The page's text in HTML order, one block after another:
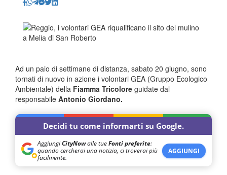
Ad un paio di settimane di distanza, sabato 20 giugno, sono
tornati di nuovo in azione i volontari GEA (Gruppo Ecologico
Ambientale) della Fiamma Tricolore guidate dal
responsabile Antonio Giordano.
Decidi tu come informarti su Google.
AggiungiCityNowalle tueFonti preferite:
quando cercherai una notizia, ci troverai più
facilmente.
AGGIUNGI